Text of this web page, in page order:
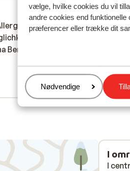
vælge, hvilke cookies du vil
andre cookies end
præferencer eller trække dit
Administrer
Nødvendige
21. mar. 2026
essen, nicht
keine
Bereich ist kein aber
essen, nicht
keine
Bereich ist kein aber
9.6
Alles
Alles
I
I